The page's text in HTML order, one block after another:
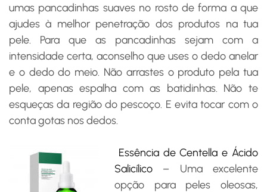
umas pancadinhas suaves no rosto de forma a que
ajudes à melhor penetração dos produtos na tua
pele. Para que as pancadinhas sejam com a
intensidade certa, aconselho que uses o dedo anelar
e o dedo do meio. Não arrastes o produto pela tua
pele, apenas espalha com as batidinhas. Não te
esqueças da região do pescoço. E evita tocar com o
conta gotas nos dedos.
Essência de Centella e Ácido
Salicílico – Uma excelente
opção para peles oleosas,